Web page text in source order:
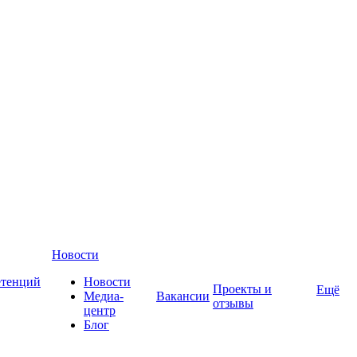
Новости
Новости
Медиа-
центр
Блог
Вакансии
Проекты и
отзывы
Ещё